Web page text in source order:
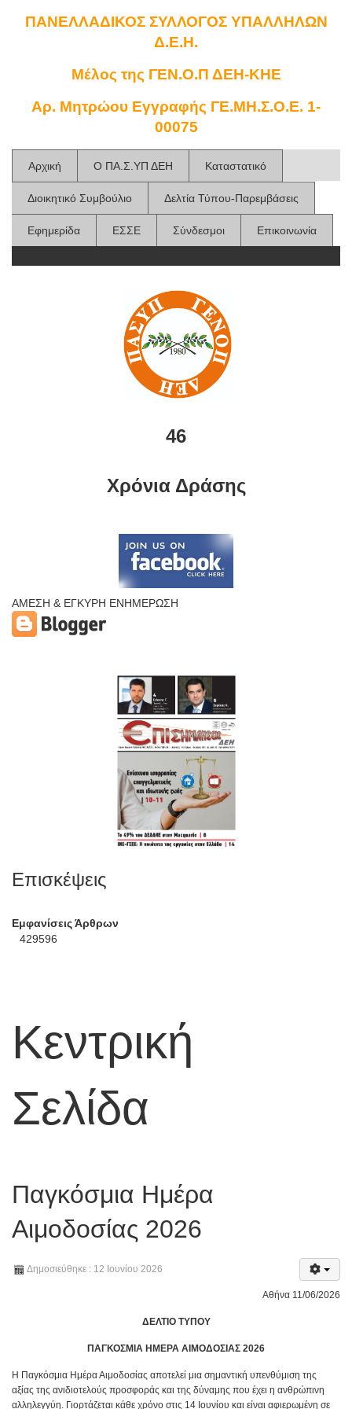
ΠΑΝΕΛΛΑΔΙΚΟΣ ΣΥΛΛΟΓΟΣ ΥΠΑΛΛΗΛΩΝ
Δ.Ε.Η.
Μέλος της ΓΕΝ.Ο.Π ΔΕΗ-ΚΗΕ
Αρ. Μητρώου Εγγραφής ΓΕ.ΜΗ.Σ.Ο.Ε. 1-
00075
Αρχική Ο ΠΑ.Σ.ΥΠ ΔΕΗ Καταστατικό
Διοικητικό Συμβούλιο Δελτία Τύπου-Παρεμβάσεις
Εφημερίδα ΕΣΣΕ Σύνδεσμοι Επικοινωνία
46
Χρόνια Δράσης
ΑΜΕΣΗ & ΕΓΚΥΡΗ ΕΝΗΜΕΡΩΣΗ
Επισκέψεις
Εμφανίσεις Άρθρων
429596
Κεντρική
Σελίδα
Παγκόσμια Ημέρα
Αιμοδοσίας 2026
Δημοσιεύθηκε : 12 Ιουνίου 2026
Αθήνα 11/06/2026
ΔΕΛΤΙΟ ΤΥΠΟΥ
ΠΑΓΚΟΣΜΙΑ ΗΜΕΡΑ ΑΙΜΟΔΟΣΙΑΣ 2026
Η Παγκόσμια Ημέρα Αιμοδοσίας αποτελεί μια σημαντική υπενθύμιση της
αξίας της ανιδιοτελούς προσφοράς και της δύναμης που έχει η ανθρώπινη
αλληλεγγύη. Γιορτάζεται κάθε χρόνο στις 14 Ιουνίου και είναι αφιερωμένη σε